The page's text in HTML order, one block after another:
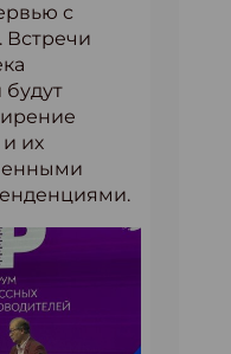
с
будут
и их